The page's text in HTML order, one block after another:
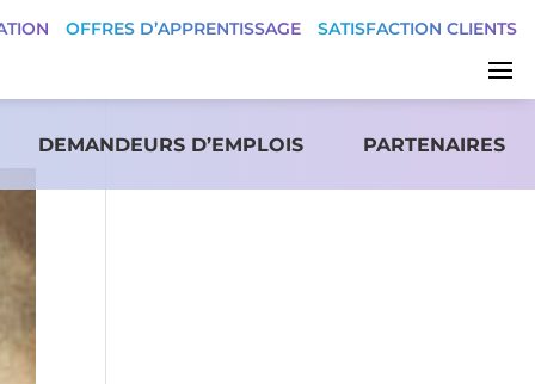
OFFRES D’APPRENTISSAGE SATISFACTION CLIENTS
DEMANDEURS D’EMPLOIS PARTENAIRES